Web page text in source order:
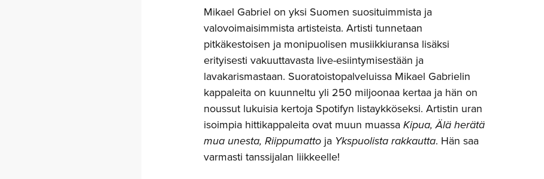
Mikael Gabriel on yksi Suomen suosituimmista ja
valovoimaisimmista artisteista. Artisti tunnetaan
pitkäkestoisen ja monipuolisen musiikkiuransa lisäksi
erityisesti vakuuttavasta live-esiintymisestään ja
lavakarismastaan. Suoratoistopalveluissa Mikael Gabrielin
kappaleita on kuunneltu yli 250 miljoonaa kertaa ja hän on
noussut lukuisia kertoja Spotifyn listaykköseksi. Artistin uran
isoimpia hittikappaleita ovat muun muassaKipua, Älä herätä
mua unesta, Riippumatto ja Ykspuolista rakkautta. Hän saa
varmasti tanssijalan liikkeelle!